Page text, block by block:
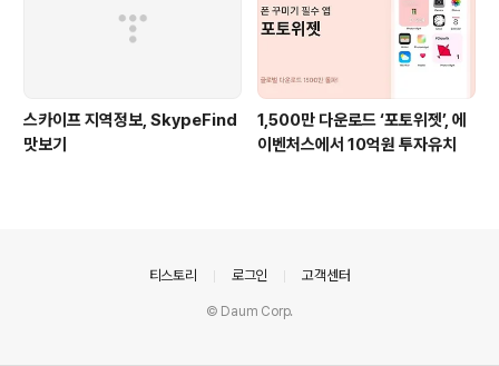
스카이프 지역정보, SkypeFind
맛보기
1,500만 다운로드 ‘포토위젯’, 에
이벤처스에서 10억원 투자유치
티스토리 로그인 고객센터
© Daum Corp.